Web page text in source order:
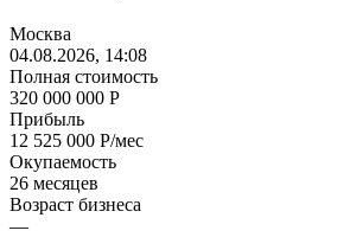
Москва
04.08.2026, 14:08
Полная стоимость
320 000 000 Р
Прибыль
12 525 000 Р/мес
Окупаемость
26 месяцев
Возраст бизнеса
—